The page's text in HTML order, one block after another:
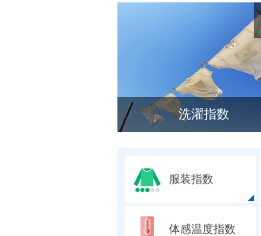
洗濯指数
服装指数
体感温度指数